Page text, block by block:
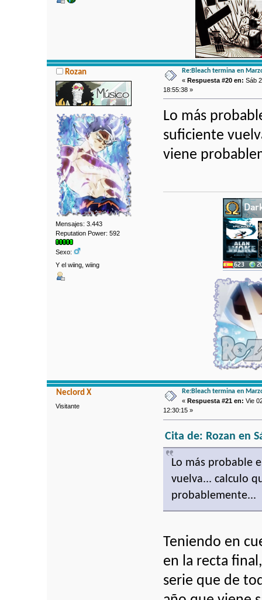
Rozan
Mensajes: 3.443
Reputation Power: 592
Sexo:
Y el wiing, wiing
Re:Bleach termina en
«Respuesta #20 en: Sáb
18:55:38 »
Lo más
suficiente
viene
Neclord X
Visitante
Re:Bleach termina en
« Respuesta #21 en: Vie
12:30:15 »
Cita de: Rozan en
Lo más probable
vuelva... calculo
probablemente...
Teniendo en
en la recta
serie que de